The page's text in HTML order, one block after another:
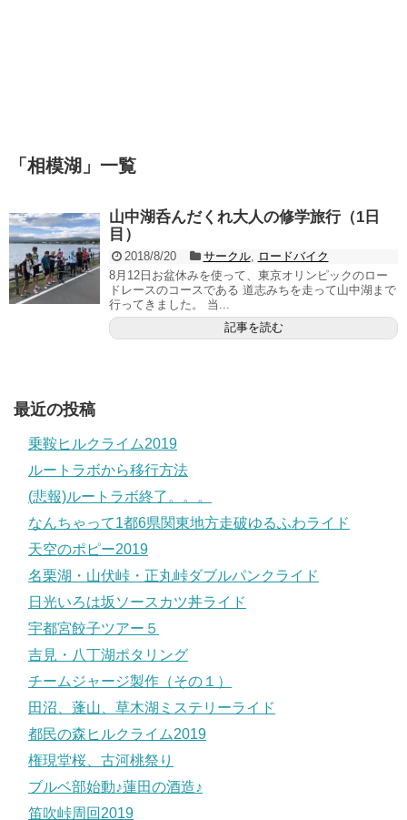
「 相模湖 」 一覧
山中湖呑んだくれ大人の修学旅行（1日
目）
2018/8/20 サークル,
ロードバイク
8月12日お盆休みを使って、東京オリンピックのロー
ドレースのコースである 道志みちを走って山中湖まで
行ってきました。 当...
記事を読む
最近の投稿
乗鞍ヒルクライム2019
ルートラボから移行方法
(悲報)ルートラボ終了。。。
なんちゃって1都6県関東地方走破ゆるふわライド
天空のポピー2019
名栗湖・山伏峠・正丸峠ダブルパンクライド
日光いろは坂ソースカツ丼ライド
宇都宮餃子ツアー５
吉見・八丁湖ポタリング
チームジャージ製作（その１）
田沼、蓬山、草木湖ミステリーライド
都民の森ヒルクライム2019
権現堂桜、古河桃祭り
ブルベ部始動♪蓮田の酒造♪
笛吹峠周回2019